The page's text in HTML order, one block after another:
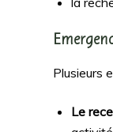
Plusieurs
Le